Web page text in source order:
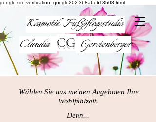
google-site-verification: google202f3b8a6eb13b08.html
Kosmetik-Fußpflegestudio
Claudia CG Gerstenberger
Wählen Sie aus meinen Angeboten Ihre
Wohlfühlzeit.
Denn...